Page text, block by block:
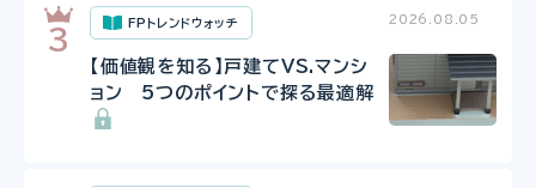
FPトレンドウォッチ 2026.08.05
【価値観を知る】戸建てVS.マンシ
ョン 5つのポイントで探る最適解